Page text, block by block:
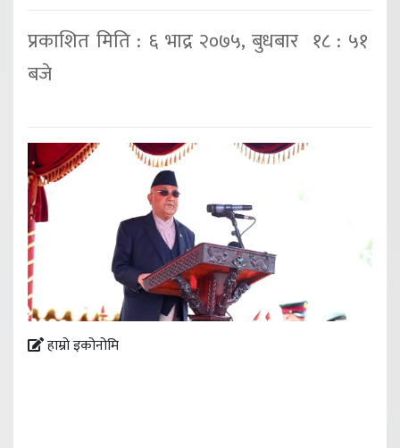
प्रकाशित मिति : ६ भाद्र २०७५, बुधबार १८ : ५१
बजे
हाम्रो इकोनोमि